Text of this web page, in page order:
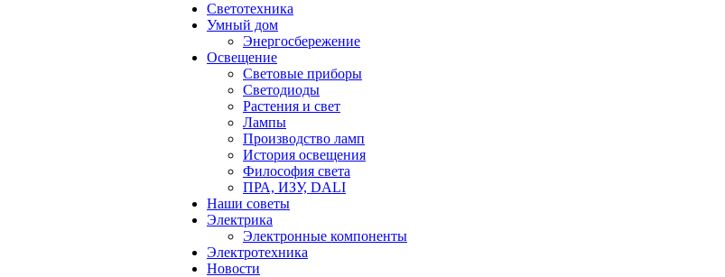
Светотехника
Умный дом
Энергосбережение
Освещение
Световые приборы
Светодиоды
Растения и свет
Лампы
Производство ламп
История освещения
Философия света
ПРА, ИЗУ, DALI
Наши советы
Электрика
Электронные компоненты
Электротехника
Новости